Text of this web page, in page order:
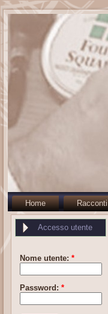
Home Racconti
Accesso utente
Nome utente: *
Password: *